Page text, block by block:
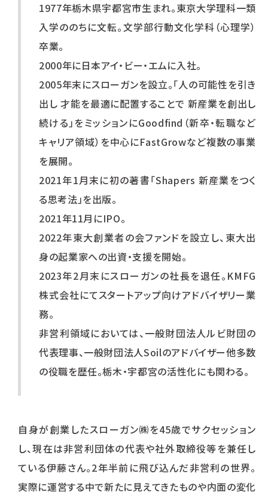
1977年栃木県宇都宮市生まれ。東京大学理科一類
入学ののちに文転。文学部行動文化学科（心理学）
卒業。
2000年に日本アイ・ビー・エムに入社。
2005年末にスローガンを設立。「人の可能性を引き
出し 才能を最適に配置することで 新産業を創出し
続ける」をミッションにGoodfind（新卒・転職など
キャリア領域）を中心にFastGrowなど複数の事業
を展開。
2021年1月末に初の著書「Shapers 新産業をつく
る思考法」を出版。
2021年11月にIPO。
2022年東大創業者の会ファンドを設立し、東大出
身の起業家への出資・支援を開始。
2023年2月末にスローガンの社長を退任。KMFG
株式会社にてスタートアップ向けアドバイザリー業
務。
非営利領域においては、一般財団法人ルビ財団の
代表理事、一般財団法人Soilのアドバイザー他多数
の役職を歴任。栃木・宇都宮の活性化にも関わる。
自身が創業したスローガン㈱を45歳でサクセッション
し、現在は非営利団体の代表や社外取締役等を兼任し
ている伊藤さん。2年半前に飛び込んだ非営利の世界。
実際に運営する中で新たに見えてきたものや内面の変化